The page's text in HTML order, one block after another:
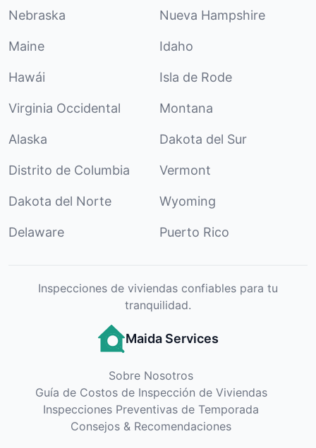
Nebraska Nueva Hampshire
Maine Idaho
Hawái Isla de Rode
Virginia Occidental Montana
Alaska Dakota del Sur
Distrito de Columbia Vermont
Dakota del Norte Wyoming
Delaware Puerto Rico
Inspecciones de viviendas confiables para tu
tranquilidad.
Maida Services
Sobre Nosotros
Guía de Costos de Inspección de Viviendas
Inspecciones Preventivas de Temporada
Consejos & Recomendaciones